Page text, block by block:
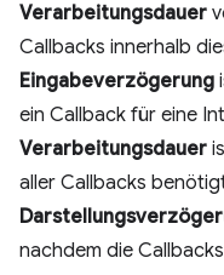
Verarbeitungsdauer
Callbacks innerhalb
Eingabeverzögerung
ein Callback für eine
Verarbeitungsdauer
aller Callbacks
nachdem die